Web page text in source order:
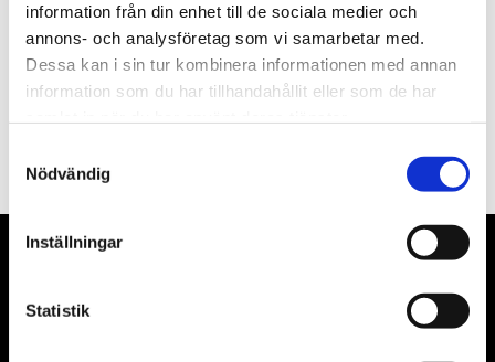
information från din enhet till de sociala medier och
annons- och analysföretag som vi samarbetar med.
Dessa kan i sin tur kombinera informationen med annan
information som du har tillhandahållit eller som de har
Nödvändig
Inställningar
Statistik
Våra främsta leverantörer är KS Tools verktyg, ATH billyftar